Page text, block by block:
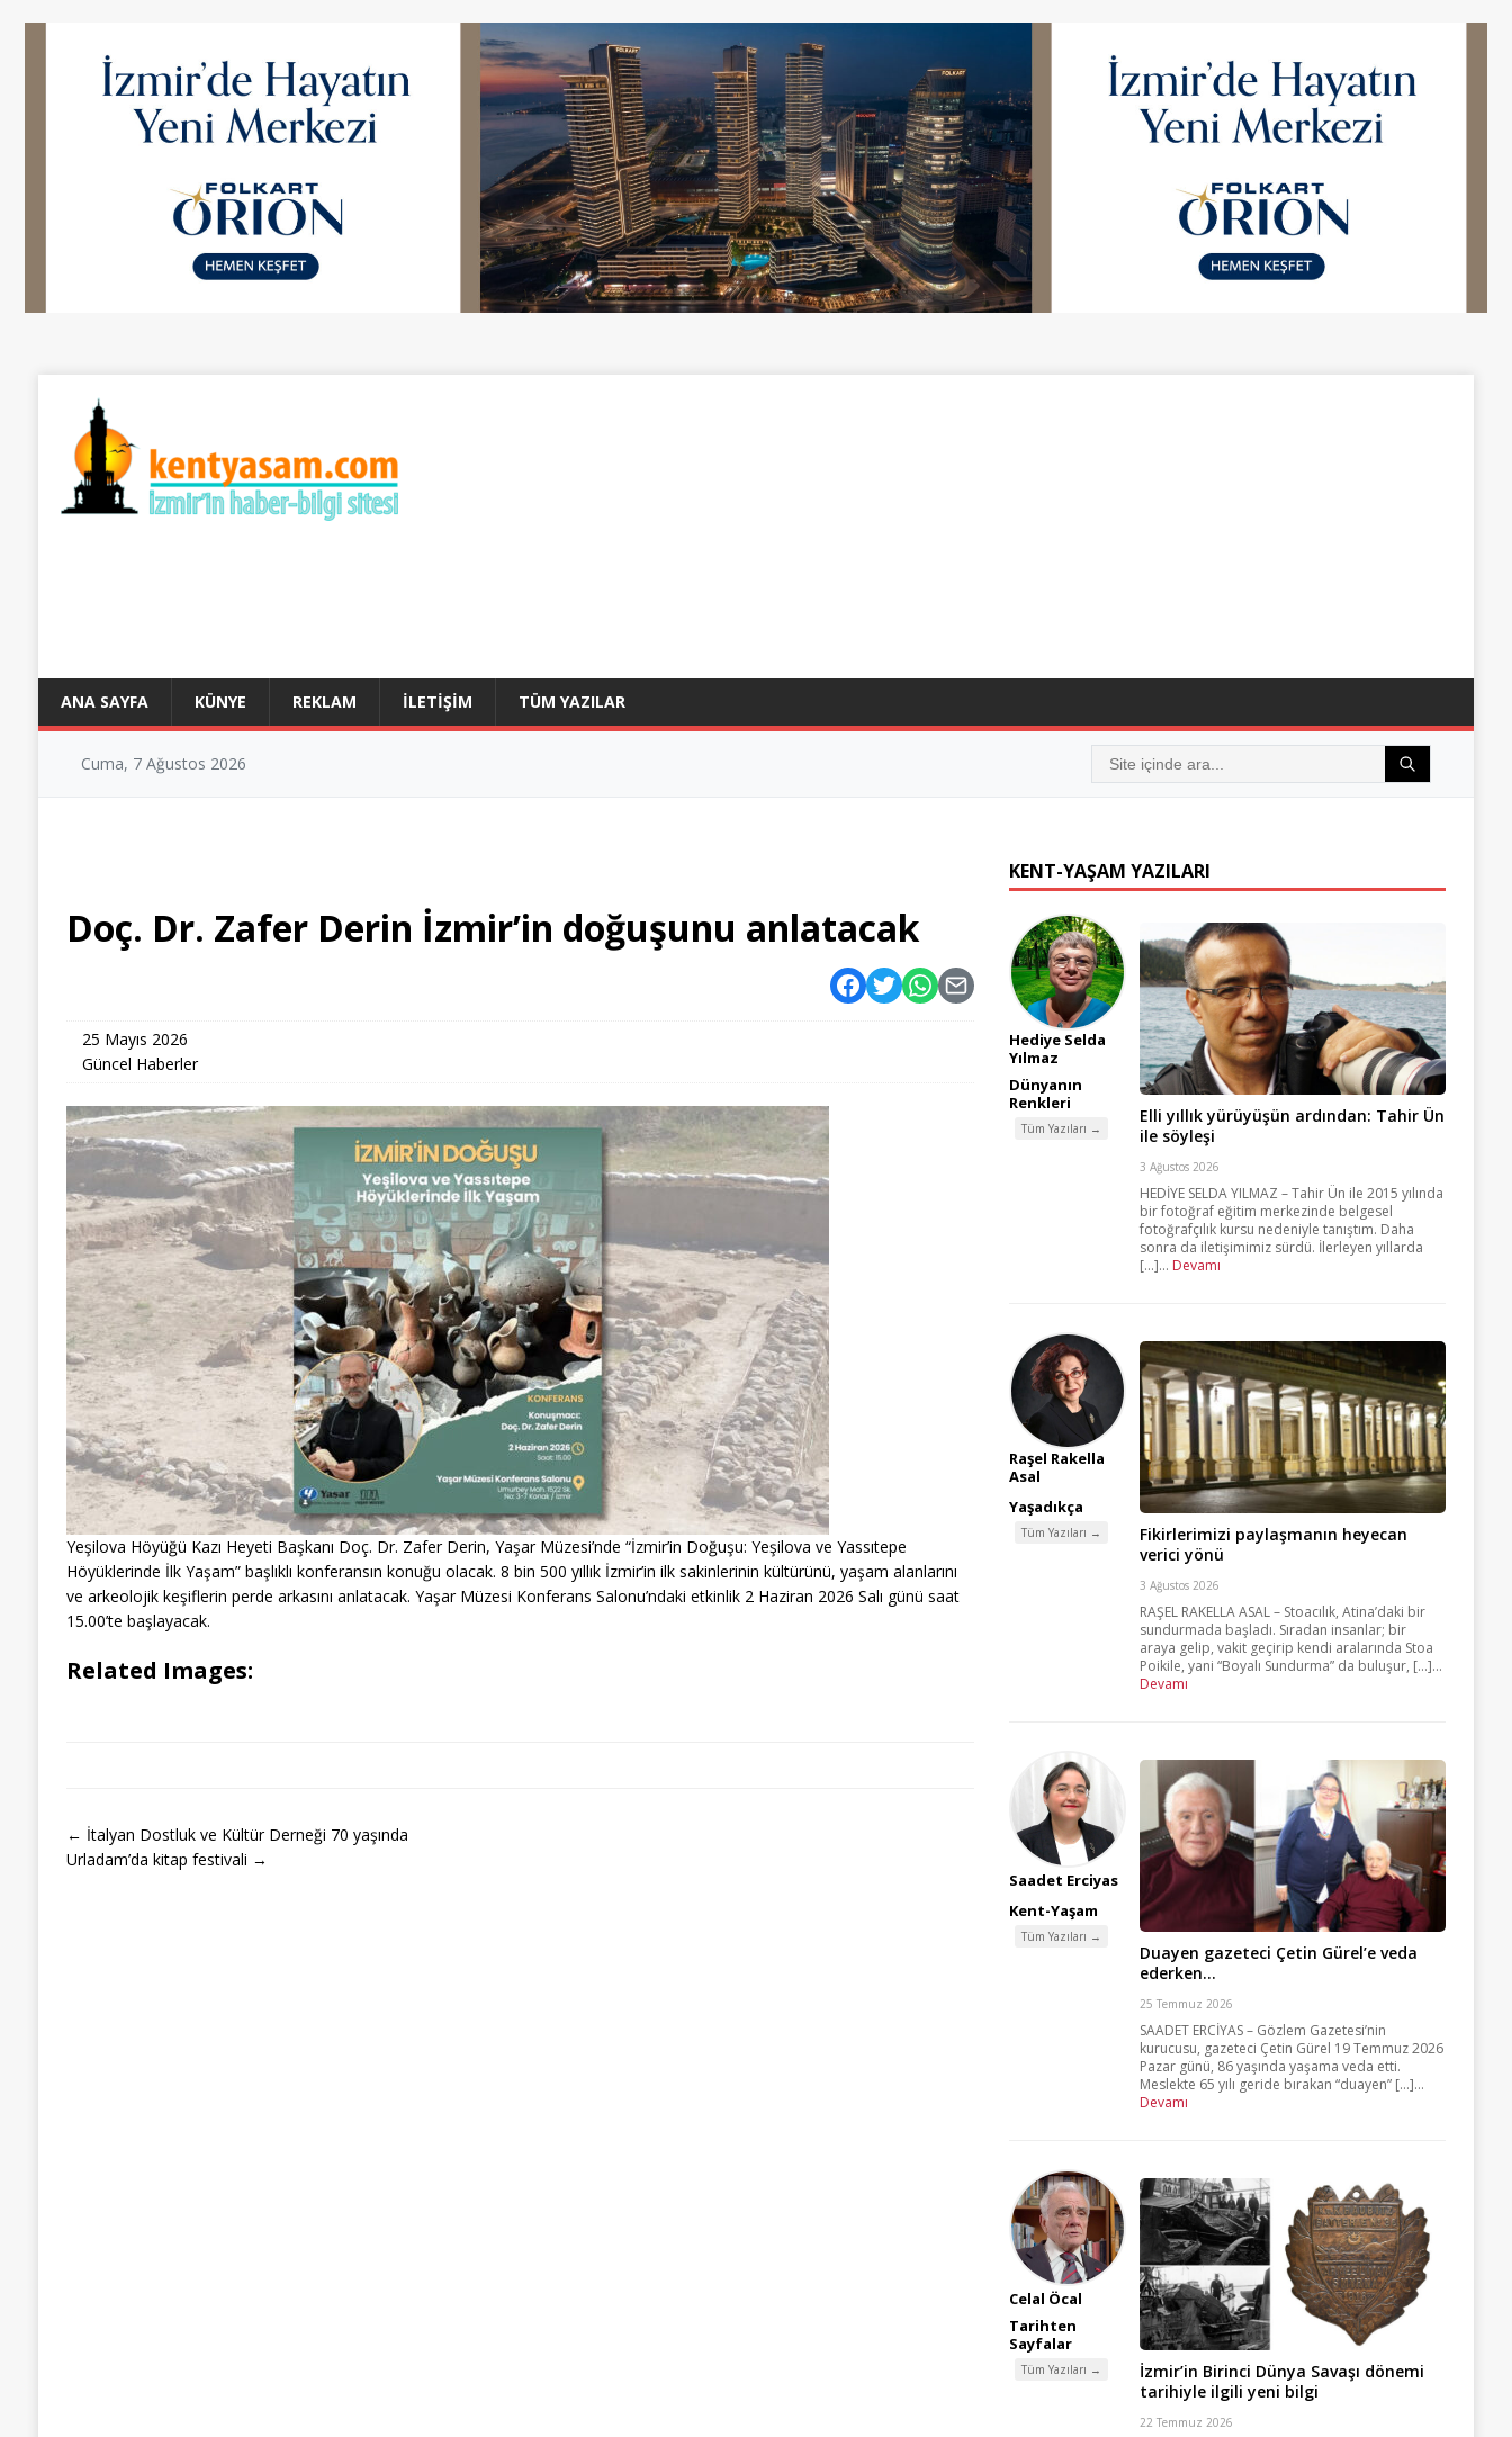
ANA SAYFA KÜNYE REKLAM İLETIŞIM TÜM YAZILAR
Cuma, 7 Ağustos 2026
Doç. Dr. Zafer Derin İzmir’in doğuşunu anlatacak
25 Mayıs 2026
Güncel Haberler
Yeşilova Höyüğü Kazı Heyeti Başkanı Doç. Dr. Zafer Derin, Yaşar Müzesi’nde “İzmir’in Doğuşu: Yeşilova ve Yassıtepe
Höyüklerinde İlk Yaşam” başlıklı konferansın konuğu olacak. 8 bin 500 yıllık İzmir’in ilk sakinlerinin kültürünü, yaşam alanlarını
ve arkeolojik keşiflerin perde arkasını anlatacak. Yaşar Müzesi Konferans Salonu’ndaki etkinlik 2 Haziran 2026 Salı günü saat
15.00’te başlayacak.
Related Images:
← İtalyan Dostluk ve Kültür Derneği 70 yaşında
Urladam’da kitap festivali →
KENT-YAŞAM YAZILARI
Hediye Selda
Yılmaz
Dünyanın
Renkleri
Tüm Yazıları →
Elli yıllık yürüyüşün ardından: Tahir Ün
ile söyleşi
3 Ağustos 2026
HEDİYE SELDA YILMAZ – Tahir Ün ile 2015 yılında
bir fotoğraf eğitim merkezinde belgesel
fotoğrafçılık kursu nedeniyle tanıştım. Daha
sonra da iletişimimiz sürdü. İlerleyen yıllarda
[...]... Devamı
Raşel Rakella
Asal
Yaşadıkça
Tüm Yazıları →
Fikirlerimizi paylaşmanın heyecan
verici yönü
3 Ağustos 2026
RAŞEL RAKELLA ASAL – Stoacılık, Atina’daki bir
sundurmada başladı. Sıradan insanlar; bir
araya gelip, vakit geçirip kendi aralarında Stoa
Poikile, yani “Boyalı Sundurma” da buluşur, [...]...
Devamı
Saadet Erciyas
Kent-Yaşam
Tüm Yazıları →
Duayen gazeteci Çetin Gürel’e veda
ederken…
25 Temmuz 2026
SAADET ERCİYAS – Gözlem Gazetesi’nin
kurucusu, gazeteci Çetin Gürel 19 Temmuz 2026
Pazar günü, 86 yaşında yaşama veda etti.
Meslekte 65 yılı geride bırakan “duayen” [...]...
Devamı
Celal Öcal
Tarihten
Sayfalar
Tüm Yazıları →
İzmir’in Birinci Dünya Savaşı dönemi
tarihiyle ilgili yeni bilgi
22 Temmuz 2026